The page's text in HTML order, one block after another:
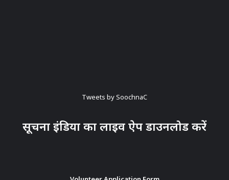
Tweets by SoochnaC
सूचना इंडिया का लाइव ऐप डाउनलोड करें